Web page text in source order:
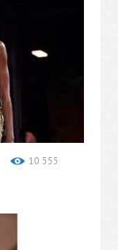
10 555